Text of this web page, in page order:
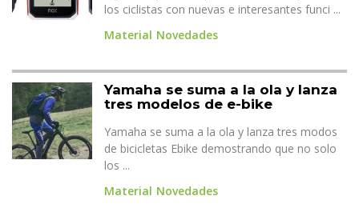
los ciclistas con nuevas e interesantes funci ...
Material Novedades
Yamaha se suma a la ola y lanza
tres modelos de e-bike
Yamaha se suma a la ola y lanza tres modos
de bicicletas Ebike demostrando que no solo
los ...
Material Novedades